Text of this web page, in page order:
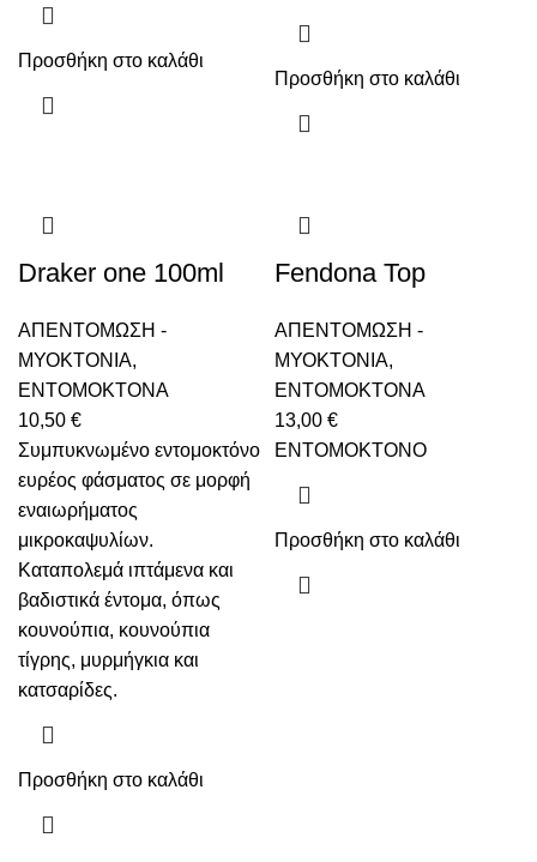
Προσθήκη στο καλάθι
Προσθήκη στο καλάθι
Draker one 100ml
ΑΠΕΝΤΟΜΩΣΗ -
ΜΥΟΚΤΟΝΙΑ,
ENTOMOKTONΑ
10,50 €
Συμπυκνωμένο εντομοκτόνο
ευρέος φάσματος σε μορφή
εναιωρήματος
μικροκαψυλίων.
Καταπολεμά ιπτάμενα και
βαδιστικά έντομα, όπως
κουνούπια, κουνούπια
τίγρης, μυρμήγκια και
κατσαρίδες.
Προσθήκη στο καλάθι
Fendona Top
ΑΠΕΝΤΟΜΩΣΗ -
ΜΥΟΚΤΟΝΙΑ,
ENTOMOKTONΑ
13,00 €
ΕΝΤΟΜΟΚΤΟΝΟ
Προσθήκη στο καλάθι